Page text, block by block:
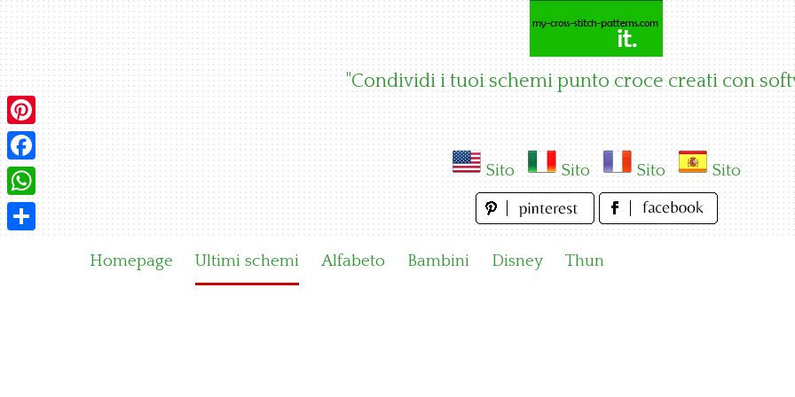
"Condividi i tuoi schemi punto croce creati con
Sito Sito Sito Sito
Homepage Ultimi schemi Alfabeto Bambini Disney Thun
Pinterest
Facebook
WhatsApp